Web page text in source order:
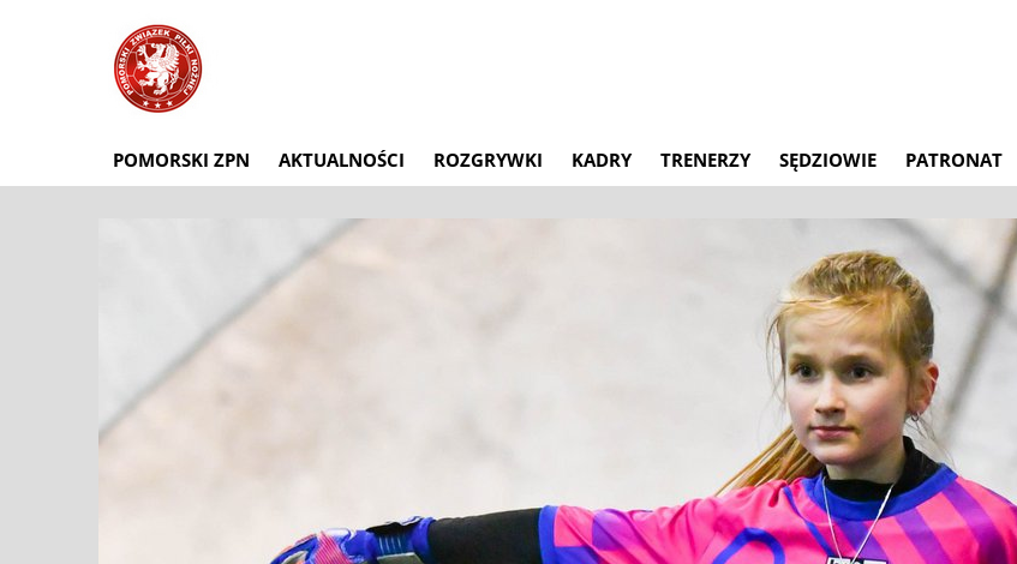
POMORSKI ZPN AKTUALNOŚCI ROZGRYWKI KADRY TRENERZY SĘDZIOWIE PATRONAT